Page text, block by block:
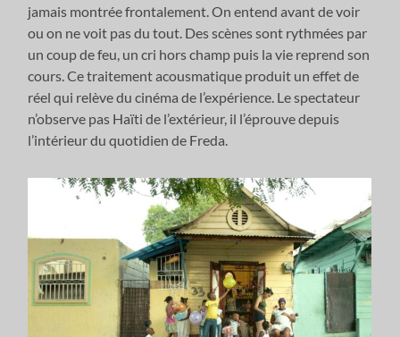
jamais montrée frontalement. On entend avant de voir
ou on ne voit pas du tout. Des scènes sont rythmées par
un coup de feu, un cri hors champ puis la vie reprend son
cours. Ce traitement acousmatique produit un effet de
réel qui relève du cinéma de l’expérience. Le spectateur
n’observe pas Haïti de l’extérieur, il l’éprouve depuis
l’intérieur du quotidien de Freda.